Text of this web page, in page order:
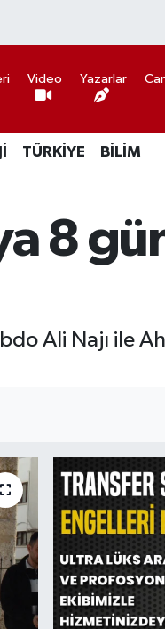
Video Yazarlar
TÜRKİYE BİLİM
8
Ali Najı ile